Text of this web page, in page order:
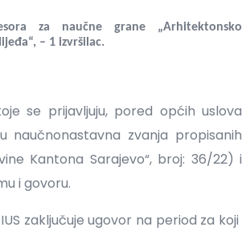
za naučne grane „Arhitektonsko
– 1 izvršilac.
se prijavljuju, pored općih uslova
naučnonastavna zvanja propisanih
Kantona Sarajevo“, broj: 36/22) i
i govoru.
zaključuje ugovor na period za koji